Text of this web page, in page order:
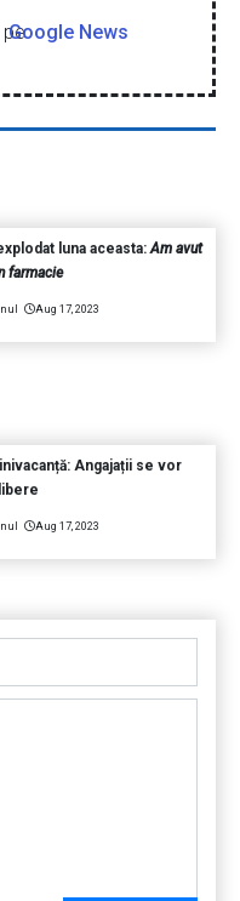
pe
Google News
luna aceasta:Am avut
farmacie
Aug 17, 2023
Angajații se vor
Aug 17, 2023